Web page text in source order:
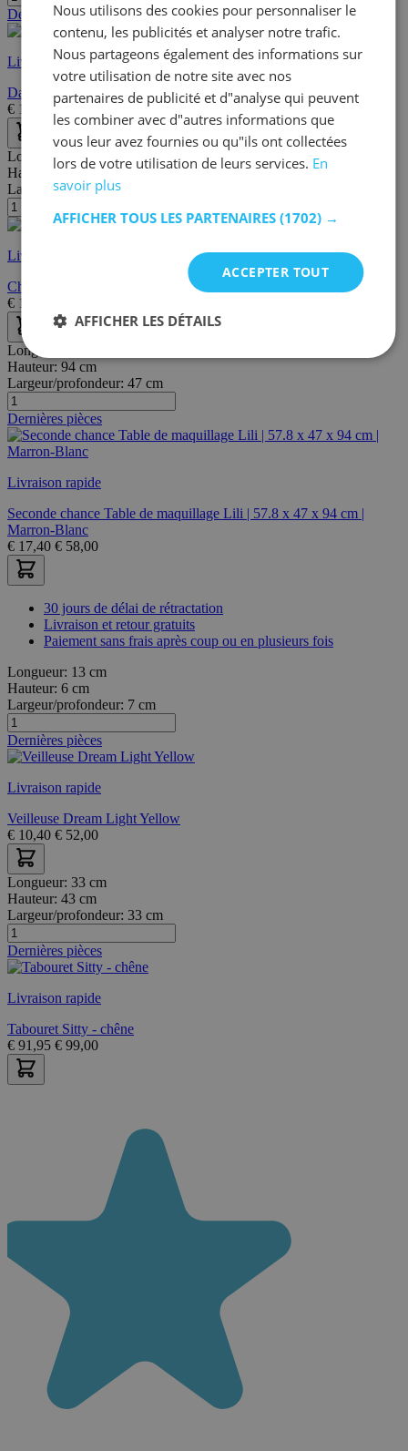
Dernières pièces
Livraison rapide
Dardanos Bureau d'étude | 100 % MÉLAMINE | Blanc
€ 143,96
Longueur:
58 cm
Hauteur:91 cm
Largeur/profondeur:
Livraison rapide
Chaise de bureau Noria - blanc
€ 185,00
Longueur:
Hauteur: 94 cm
Largeur/profondeur: 47 cm
Dernières pièces
Livraison rapide
Seconde chance Table de maquillage Lili | 57.8 x 47 x 94 cm |
Marron-Blanc
€ 17,40 € 58,00
30 jours de délai de rétractation
Livraison et retour gratuits
Paiement sans frais après coup ou en plusieurs fois
Longueur: 13 cm
Hauteur: 6 cm
Largeur/profondeur: 7 cm
Dernières pièces
Livraison rapide
Veilleuse Dream Light Yellow
€ 10,40 € 52,00
Longueur: 33 cm
Hauteur: 43 cm
Largeur/profondeur: 33 cm
Dernières pièces
Livraison rapide
Tabouret Sitty - chêne
€ 91,95 € 99,00
Nous utilisons des cookies pour personnaliser le
contenu, les publicités et analyser notre trafic.
Nous partageons également des informations sur
votre utilisation de notre site avec nos
partenaires de publicité et d"analyse qui peuvent
les combiner avec d"autres informations que
vous leur avez fournies ou qu"ils ont collectées
lors de votre utilisation de leurs services. En
savoir plus
AFFICHER TOUS LES PARTENAIRES (1702) →
ACCEPTER TOUT
AFFICHER LES DÉTAILS